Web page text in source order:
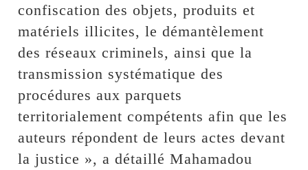
confiscation des objets, produits et
matériels illicites, le démantèlement
des réseaux criminels, ainsi que la
transmission systématique des
procédures aux parquets
territorialement compétents afin que les
auteurs répondent de leurs actes devant
la justice », a détaillé Mahamadou